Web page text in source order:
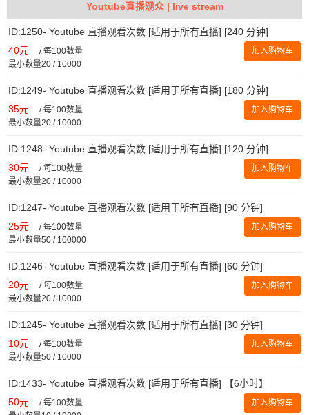
Youtube直播观众 | live stream
ID:1250- Youtube 直播观看次数 [适用于所有直播] [240 分钟]
40元 /每100数量
最小数量20 / 10000
加入购物车
ID:1249- Youtube 直播观看次数 [适用于所有直播] [180 分钟]
35元 /每100数量
最小数量20 / 10000
加入购物车
ID:1248- Youtube 直播观看次数 [适用于所有直播] [120 分钟]
30元 /每100数量
最小数量20 / 10000
加入购物车
ID:1247- Youtube 直播观看次数 [适用于所有直播] [90 分钟]
25元 /每100数量
最小数量50 / 100000
加入购物车
ID:1246- Youtube 直播观看次数 [适用于所有直播] [60 分钟]
20元 /每100数量
最小数量20 / 10000
加入购物车
ID:1245- Youtube 直播观看次数 [适用于所有直播] [30 分钟]
10元 /每100数量
最小数量50 / 10000
加入购物车
ID:1433- Youtube 直播观看次数 [适用于所有直播] 【6小时】
50元 /每100数量
加入购物车